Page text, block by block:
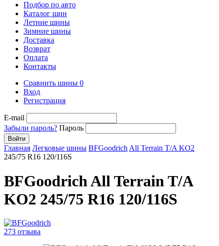
Подбор по авто
Каталог шин
Летние шины
Зимние шины
Доставка
Возврат
Оплата
Контакты
Сравнить шины 0
Вход
Регистрация
E-mail
Забыли пароль? Пароль
Войти
Главная Легковые шины BFGoodrichAll Terrain T/A KO2
245/75 R16 120/116S
BFGoodrich All Terrain T/A
KO2 245/75 R16 120/116S
273 отзыва